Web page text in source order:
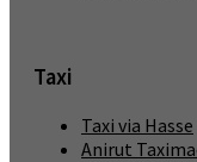
Taxi
Taxi via Hasse
Anirut